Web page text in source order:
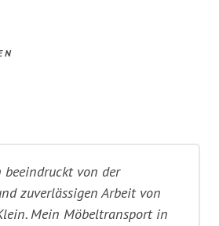
von der
zuverlässigen Arbeit von
Mein Möbeltransport in